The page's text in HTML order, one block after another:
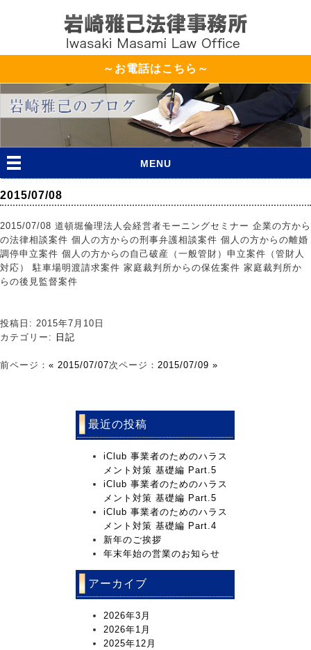
～お電話はこちら～
MENU
2015/07/08
2015/07/08 道頓堀倫理法人会経営者モーニングセミナー 企業の方から
の法律相談案件 個人の方からの刑事弁護相談案件 個人の方からの離婚
調停申立案件 個人の方からの自己破産（一般管財）申立案件（管財人
対応） 駐車場明渡請求案件 家庭裁判所からの保佐案件 家庭裁判所か
らの後見監督案件
投稿日: 2015年7月10日
カテゴリー: 日記
前ページ： « 2015/07/07次ページ： 2015/07/09 »
最近の投稿
iClub 事業者のためのハラス
メント対策 基礎編 Part.5
iClub 事業者のためのハラス
メント対策 基礎編 Part.5
iClub 事業者のためのハラス
メント対策 基礎編 Part.4
新年のご挨拶
年末年始の営業のお知らせ
アーカイブ
2026年3月
2026年1月
2025年12月